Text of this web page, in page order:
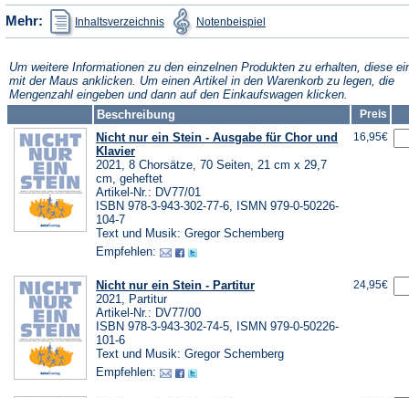
Mehr: Inhaltsverzeichnis
(Öffnet
in
einem
Tab)
Notenbeispiel in
einem
Tab)
Um weitere Informationen zu den einzelnen Produkten zu erhalten, diese
mit der Maus anklicken. Um einen Artikel in den Warenkorb zu legen, die
Mengenzahl eingeben und dann auf den Einkaufswagen klicken.
Beschreibung
Preis
Nicht nur ein Stein - Ausgabe für Chor und
Klavier
2021, 8 Chorsätze, 70 Seiten, 21 cm x 29,7
cm, geheftet
Artikel-Nr.: DV77/01
ISBN 978-3-943-302-77-6, ISMN 979-0-50226-
104-7
Text und Musik: Gregor Schemberg
Empfehlen:
16,95€
Nicht nur ein Stein - Partitur
2021, Partitur
Artikel-Nr.: DV77/00
ISBN 978-3-943-302-74-5, ISMN 979-0-50226-
101-6
Text und Musik: Gregor Schemberg
Empfehlen:
24,95€